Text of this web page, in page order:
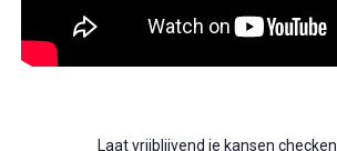
Laat vrijblijvend je kansen checken